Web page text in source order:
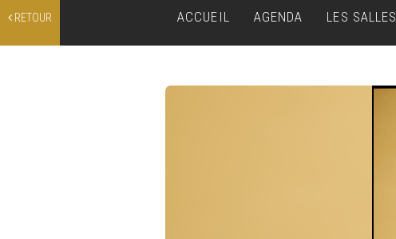
RETOUR ACCUEIL AGENDA LES SALLES